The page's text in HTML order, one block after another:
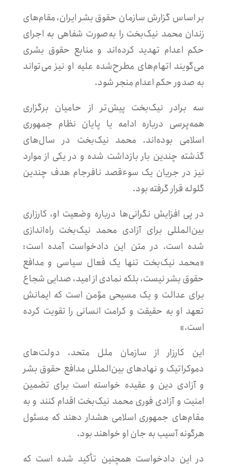
بر اساس گزارش سازمان حقوق بشر ایران، مقام‌های
زندان محمد نیک‌بخت را به‌صورت شفاهی به اجرای
حکم اعدام تهدید کرده‌اند و منابع حقوق بشری
می‌گویند اتهام‌های مطرح‌شده علیه او نیز می‌تواند
به صدور حکم اعدام منجر شود.
سه برادر نیک‌بخت پیش‌تر از حامیان برگزاری
همه‌پرسی درباره ادامه یا پایان نظام جمهوری
اسلامی بوده‌اند. محمد نیک‌بخت در سال‌های
گذشته چندین بار بازداشت شده و در یکی از موارد
نیز در جریان یک سوءقصد نافرجام هدف چندین
گلوله قرار گرفته بود.
در پی افزایش نگرانی‌ها درباره وضعیت او، کارزاری
بین‌المللی برای آزادی محمد نیک‌بخت راه‌اندازی
شده است. در متن این دادخواست آمده است:
«محمد نیک‌بخت تنها یک فعال سیاسی و مدافع
حقوق بشر نیست، بلکه نمادی از امید، صدایی شجاع
برای عدالت و یک مسیحی مؤمن است که ایمانش
تعهد او به حقیقت و کرامت انسانی را تقویت کرده
است.»
این کارزار از سازمان ملل متحد، دولت‌های
دموکراتیک و نهادهای بین‌المللی مدافع حقوق بشر
و آزادی دین و عقیده خواسته است برای تضمین
امنیت و آزادی فوری محمد نیک‌بخت اقدام کنند و به
مقام‌های جمهوری اسلامی هشدار دهند که مسئول
هرگونه آسیب به جان او خواهند بود.
در این دادخواست همچنین تأکید شده است که